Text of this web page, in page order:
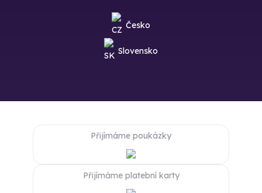
Česko
Slovensko
Přijímáme poukázky
Přijímáme platební karty